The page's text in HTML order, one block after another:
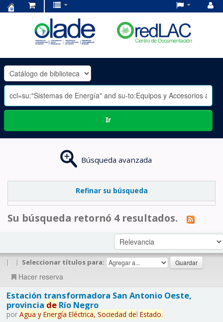
OLADE
-
Ir
Búsqueda avanzada
Refinar su búsqueda
Su búsqueda retornó 4 resultados.
| | Seleccionar títulos para:
Hacer reserva
Estación transformadora San Antonio Oeste,
provincia deRío Negro
por Agua y Energía Eléctrica, Sociedad del Estado.